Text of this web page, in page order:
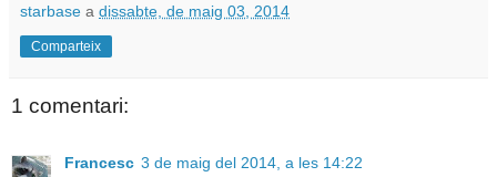
starbase a dissabte, de maig 03, 2014
Comparteix
1 comentari:
Francesc 3 de maig del 2014, a les 14:22